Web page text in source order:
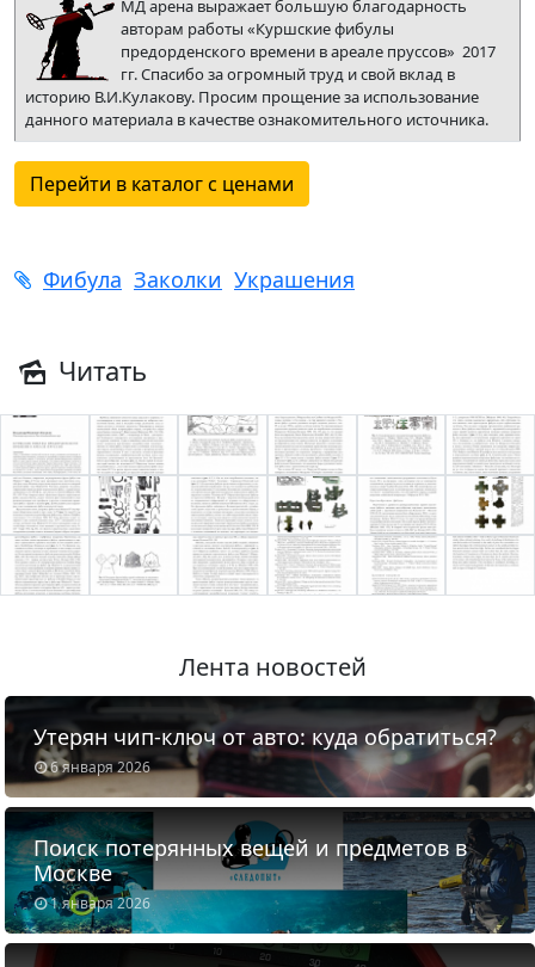
МД арена выражает большую благодарность
авторам работы «Куршские фибулы
предорденского времени в ареале пруссов» 2017
гг. Спасибо за огромный труд и свой вклад в
историю В.И.Кулакову. Просим прощение за использование
данного материала в качестве ознакомительного источника.
Перейти в каталог с ценами
Фибула Заколки Украшения
Читать
Лента новостей
6 января 2026
Утерян чип-ключ от авто: куда обратиться?
1 января 2026
Поиск потерянных вещей и предметов в
Москве